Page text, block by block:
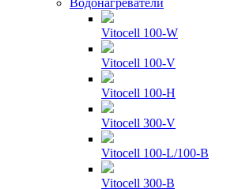
Водонагреватели
Vitocell 100-W
Vitocell 100-V
Vitocell 100-H
Vitocell 300-V
Vitocell 100-L/100-B
Vitocell 300-B